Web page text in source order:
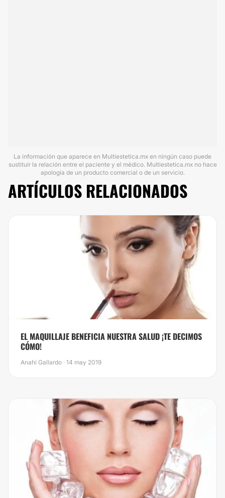
La información que aparece en Multiestetica.mx en ningún caso puede
sustituir la relación entre el paciente y el médico. Multiestetica.mx no hace
apología de un producto comercial o de un servicio.
ARTÍCULOS RELACIONADOS
EL MAQUILLAJE BENEFICIA NUESTRA SALUD ¡TE DECIMOS
CÓMO!
Anahí Gallardo · 14 may 2019